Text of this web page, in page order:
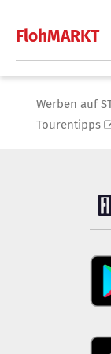
FlohMARKT
Werben auf
Tourentipps